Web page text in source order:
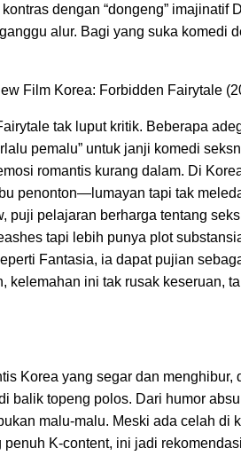
dengan “dongeng” imajinatif
alur. Bagi yang suka komedi
Film Korea: Forbidden Fairytale
tak luput kritik. Beberapa
pemalu” untuk janji komedi
romantis kurang dalam. Di
penonton—lumayan tapi tak
puji pelajaran berharga tentang
tapi lebih punya plot
Fantasia, ia dapat pujian
kelemahan ini tak rusak keseruan,
Korea yang segar dan
balik topeng polos. Dari humor
malu-malu. Meski ada celah
K-content, ini jadi